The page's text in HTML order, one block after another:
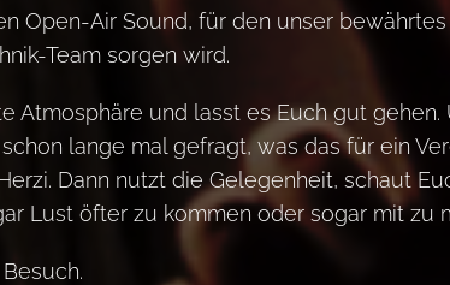
Open-Air Sound, für den unser
Team sorgen wird.
Atmosphäre und lasst es Euch gut gehen.
lange mal gefragt, was das für ein
Dann nutzt die Gelegenheit, schaut
Lust öfter zu kommen oder sogar mit zu